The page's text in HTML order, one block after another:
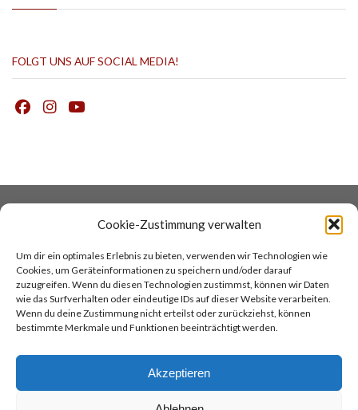
Cookie-Zustimmung verwalten
Um dir ein optimales Erlebnis zu bieten, verwenden wir Technologien wie
Cookies, um Geräteinformationen zu speichern und/oder darauf
zuzugreifen. Wenn du diesen Technologien zustimmst, können wir Daten
wie das Surfverhalten oder eindeutige IDs auf dieser Website verarbeiten.
Wenn du deine Zustimmung nicht erteilst oder zurückziehst, können
bestimmte Merkmale und Funktionen beeinträchtigt werden.
Akzeptieren
FOLGT UNS AUF SOCIAL MEDIA!
DATENSCHUTZ
COOKIES
KONTAKT
COCINA ARGENTINA
TANGOREISEN
TOP